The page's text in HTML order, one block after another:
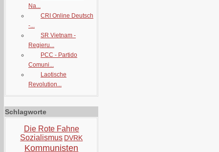
Na...
CRI Online Deutsch
-...
SR Vietnam -
Regieru...
PCC - Partido
Comuni...
Laotische
Revolution...
Schlagworte
Die Rote Fahne
Sozialismus DVRK
Kommunisten